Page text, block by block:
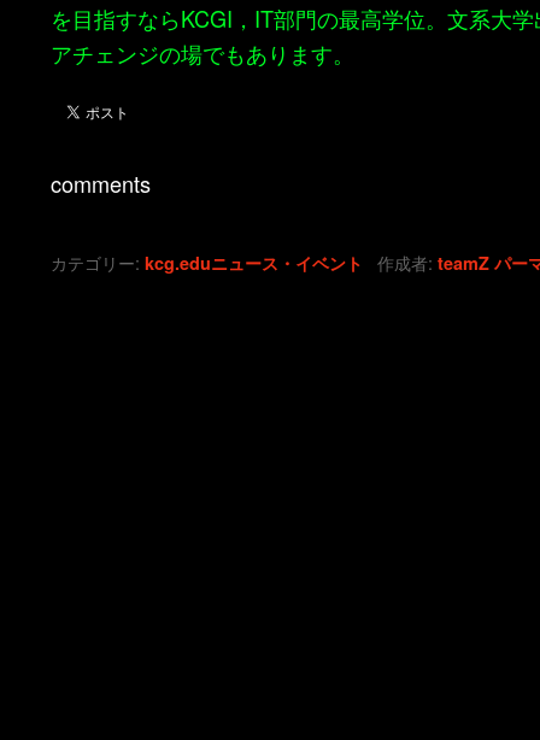
を目指すならKCGI，IT部門の最高学位。文系大
アチェンジの場でもあります。
comments
カテゴリー:kcg.eduニュース・イベント 作成者:teamZ パー